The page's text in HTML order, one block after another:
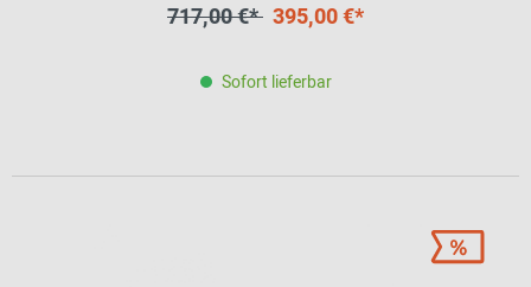
717,00 €* 395,00 €*
Sofort lieferbar